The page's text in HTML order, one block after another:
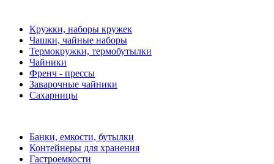
Кружки, наборы кружек
Чашки, чайные наборы
Термокружки, термобутылки
Чайники
Френч - прессы
Заварочные чайники
Сахарницы
Банки, емкости, бутылки
Контейнеры для хранения
Гастроемкости